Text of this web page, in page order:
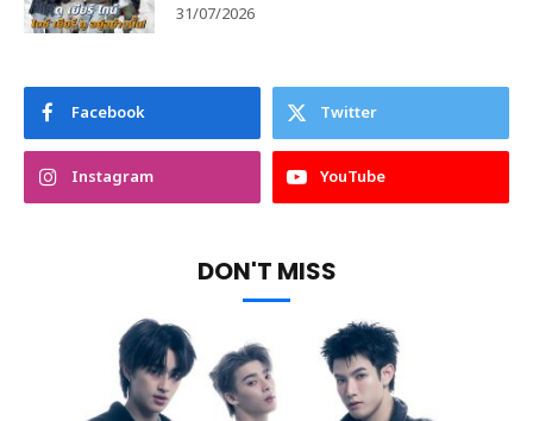
31/07/2026
Facebook Twitter
Instagram YouTube
DON'T MISS